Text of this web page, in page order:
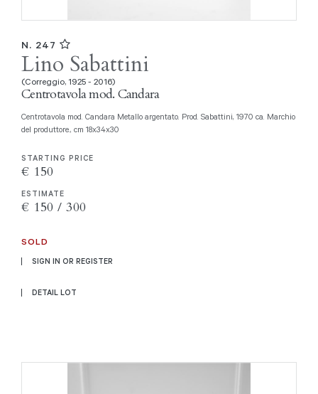
N. 247
Lino Sabattini
(Correggio, 1925 - 2016)
Centrotavola mod. Candara
Centrotavola mod. Candara Metallo argentato. Prod. Sabattini, 1970 ca. Marchio
del produttore., cm 18x34x30
STARTING PRICE
€ 150
ESTIMATE
€ 150 / 300
SOLD
SIGN IN OR REGISTER
DETAIL LOT